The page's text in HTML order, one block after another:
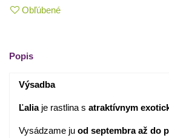
Obľúbené
Popis
Výsadba
Ľaliaje rastlina s atraktívnym
Vysádzame ju od septembra až do